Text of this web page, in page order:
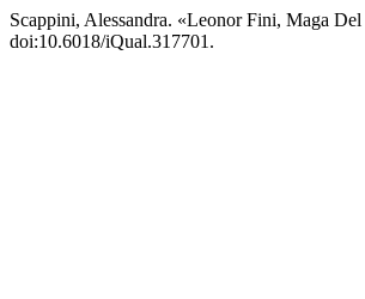
Scappini, Alessandra. «Leonor Fini, Maga
doi:10.6018/iQual.317701.